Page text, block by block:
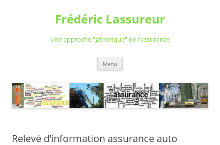
Frédéric Lassureur
Une approche "générique" de l'assurance
Menu
Relevé d’information assurance auto